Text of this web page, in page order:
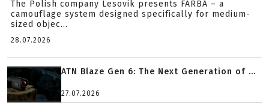
The Polish company Lesovik presents FARBA – a
camouflage system designed specifically for medium-
sized objec...
28.07.2026
ATN Blaze Gen 6: The Next Generation of ...
27.07.2026